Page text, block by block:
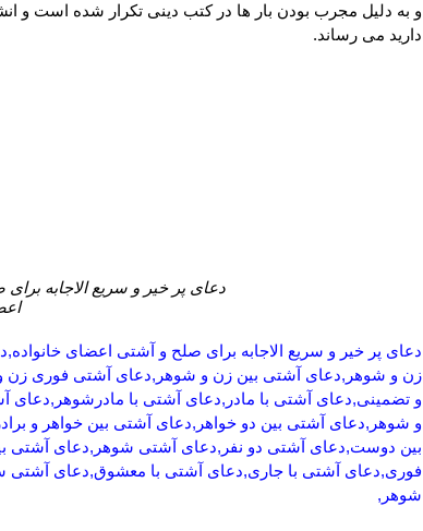
و به دلیل مجرب بودن بار ها در کتب دینی تکرار شده است و
دارید می رساند.
دعای پر خیر و سریع الاجابه
دعای پر خیر و سریع الاجابه برای صلح و آشتی اعضای
زن و شوهر,دعای آشتی بین زن و شوهر,دعای آشتی فوری زن
و تضمینی,دعای آشتی با مادر,دعای آشتی با
و شوهر,دعای آشتی بین دو خواهر,دعای آشتی بین خواهر و
بین دوست,دعای آشتی دو نفر,دعای آشتی شوهر,دعای آشتی
فوری,دعای آشتی با جاری,دعای آشتی با معشوق,دعای آشتی
شوهر,